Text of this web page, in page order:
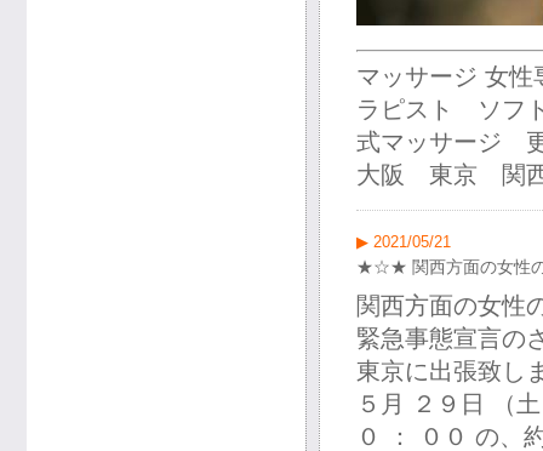
マッサージ 女
ラピスト ソフ
式マッサージ
大阪 東京 関
▶ 2021/05/21
★☆★ 関西方面の女
関西方面の女性
緊急事態宣言の
東京に出張致し
５月 ２９日 （
０ ： ００ の、